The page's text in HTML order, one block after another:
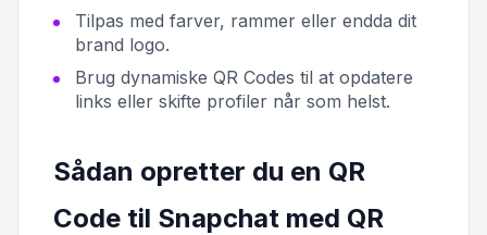
Tilpas med farver, rammer eller endda dit
brand logo.
Brug dynamiske QR Codes til at opdatere
links eller skifte profiler når som helst.
Sådan opretter du en QR
Code til Snapchat med QR